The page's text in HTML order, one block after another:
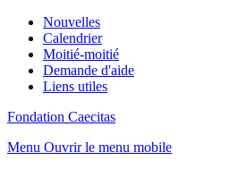
Nouvelles
Calendrier
Moitié-moitié
Demande d'aide
Liens utiles
Fondation Caecitas
Menu Ouvrir le menu mobile